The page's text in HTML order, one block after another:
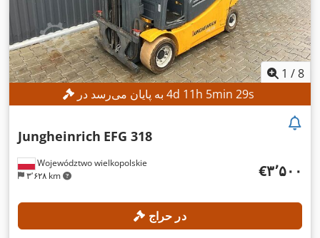
1 /8
4d 11h 5min 27s
Województwo wielkopolskie
۳٬۶۲۸ km
Jungheinrich EFG 318
‎€۳٬۵۰۰
در حراج